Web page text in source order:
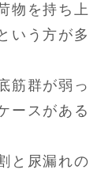
物を持ち上
いう方が多
筋群が弱っ
ースがある
と尿漏れの